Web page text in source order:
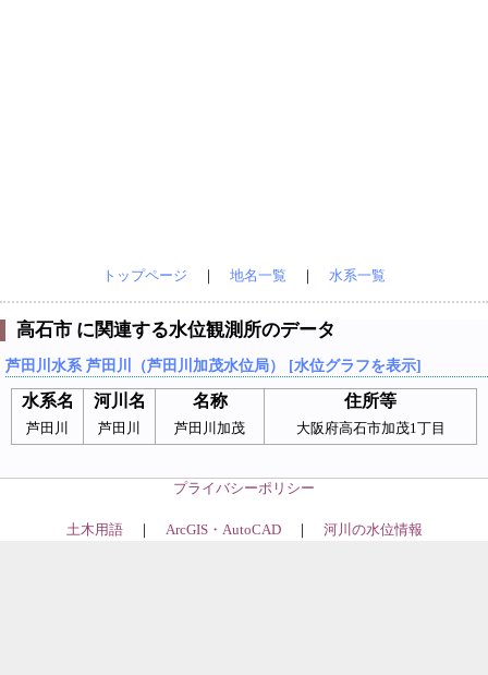
トップページ ｜ 地名一覧 ｜ 水系一覧
高石市 に関連する水位観測所のデータ
芦田川水系 芦田川（芦田川加茂水位局） [水位グラフを表示]
水系名 河川名 名称 住所等
芦田川 芦田川 芦田川加茂 大阪府高石市加茂1丁目
プライバシーポリシー
土木用語｜ ArcGIS・AutoCAD｜ 河川の水位情報